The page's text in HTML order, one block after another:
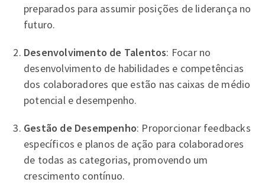
preparados para assumir posições de liderança no
futuro.
Desenvolvimento de Talentos: Focar no
desenvolvimento de habilidades e competências
dos colaboradores que estão nas caixas de médio
potencial e desempenho.
Gestão de Desempenho: Proporcionar feedbacks
específicos e planos de ação para colaboradores
de todas as categorias, promovendo um
crescimento contínuo.